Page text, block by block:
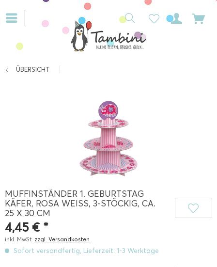
ÜBERSICHT
MUFFINSTÄNDER 1. GEBURTSTAG
KÄFER, ROSA WEISS, 3-STÖCKIG, CA. 2
5 X 30 CM
4,45 € *
inkl. MwSt. zzgl. Versandkosten
Sofort versandfertig, Lieferzeit: 1-3 Werktage